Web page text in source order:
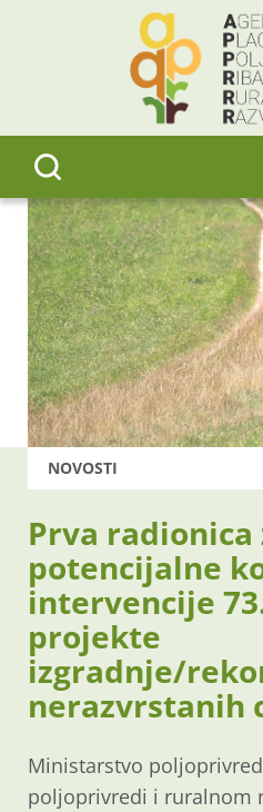
NOVOSTI
Prva radionica
potencijalne
intervencije
projekte
izgradnje/
nerazvrstanih
Ministarstvo
poljoprivredi i ruralnom